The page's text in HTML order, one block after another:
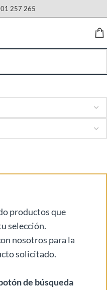
257 265
productos que
selección.
nosotros para la
solicitado.
de búsqueda